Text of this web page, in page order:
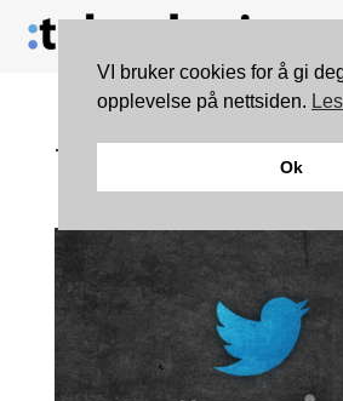
Twitter legger
musikktjeneste
VI bruker cookies for å gi
opplevelse på nettsiden.
Ok